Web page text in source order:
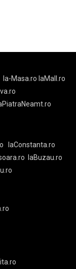
la-Masa.ro laMall.ro
laConstanta.ro
laBuzau.ro